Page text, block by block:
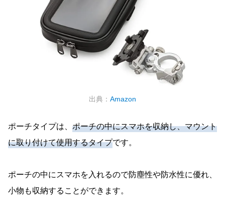
出典： Amazon
ポーチタイプは、 ポーチの中にスマホを収納し、マウント
に取り付けて使用するタイプです。
ポーチの中にスマホを入れるので防塵性や防水性に優れ、
小物も収納することができます。